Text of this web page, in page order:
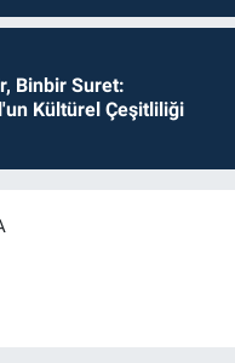
Binbir Suret:
Kültürel Çeşitliliği